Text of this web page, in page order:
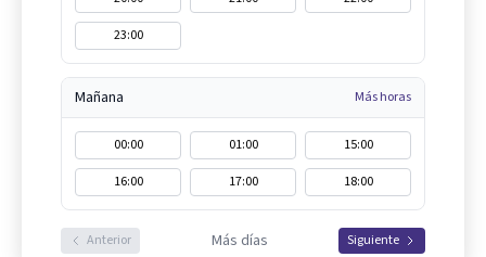
23:00
Mañana Más horas
00:00 01:00
15:00
16:00
17:00 18:00
Anterior Más días Siguiente